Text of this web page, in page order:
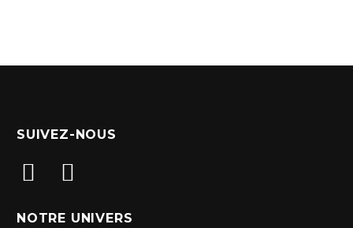
SUIVEZ-NOUS
NOTRE UNIVERS